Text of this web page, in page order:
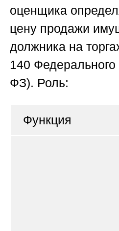
оценщика
цену продажи
должника на
140
ФЗ). Роль:
Функция